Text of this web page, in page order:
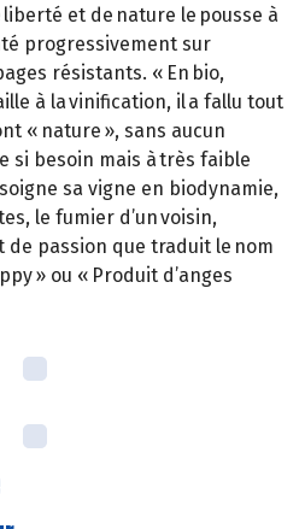
liberté et de nature le pousse à
progressivement sur
résistants. « En bio,
à la vinification, il a fallu tout
« nature », sans aucun
si besoin mais à très faible
sa vigne en biodynamie,
le fumier d’un voisin,
de passion que traduit le nom
» ou « Produit d’anges